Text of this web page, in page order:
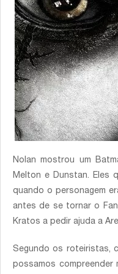
Nolan mostrou um
Melton e Dunstan. Eles
quando o personagem
antes de se tornar o
Kratos a pedir ajuda a
Segundo os roteiristas,
possamos